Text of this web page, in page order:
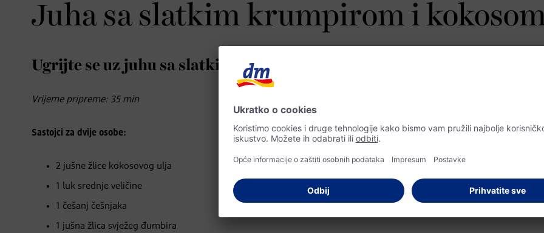
Juha sa slatkim krumpirom i
Ugrijte se uz juhu sa slatkim krumpirom i kokosom.
Vrijeme pripreme: 35 min
Sastojci za dvije osobe:
2 jušne žlice kokosovog ulja
1 luk srednje veličine
1 češanj češnjaka
1 jušna žlica svježeg đumbira